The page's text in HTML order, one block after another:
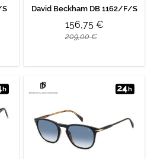
S David Beckham DB 1162/F/S
156,75 €
209,00 €